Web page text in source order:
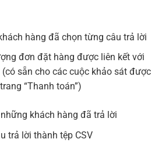
hàng đã chọn từng câu trả lời
đơn đặt hàng được liên kết với
sẵn cho các cuộc khảo sát được
“Thanh toán”)
khách hàng đã trả lời
trả lời thành tệp CSV